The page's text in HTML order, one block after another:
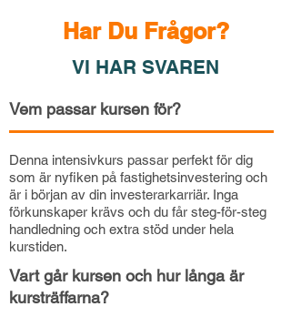
Har Du Frågor?
VI HAR SVAREN
Vem passar kursen för?
Denna intensivkurs passar perfekt för dig
som är nyfiken på fastighetsinvestering och
är i början av din investerarkarriär. Inga
förkunskaper krävs och du får steg-för-steg
handledning och extra stöd under hela
kurstiden.
Vart går kursen och hur långa är
kursträffarna?